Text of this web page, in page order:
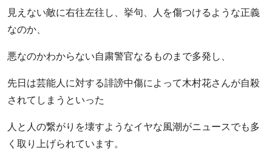
見えない敵に右往左往し、挙句、人を傷つけるような正義
なのか、
悪なのかわからない自粛警官なるものまで多発し、
先日は芸能人に対する誹謗中傷によって木村花さんが自殺
されてしまうといった
人と人の繋がりを壊すようなイヤな風潮がニュースでも多
く取り上げられています。